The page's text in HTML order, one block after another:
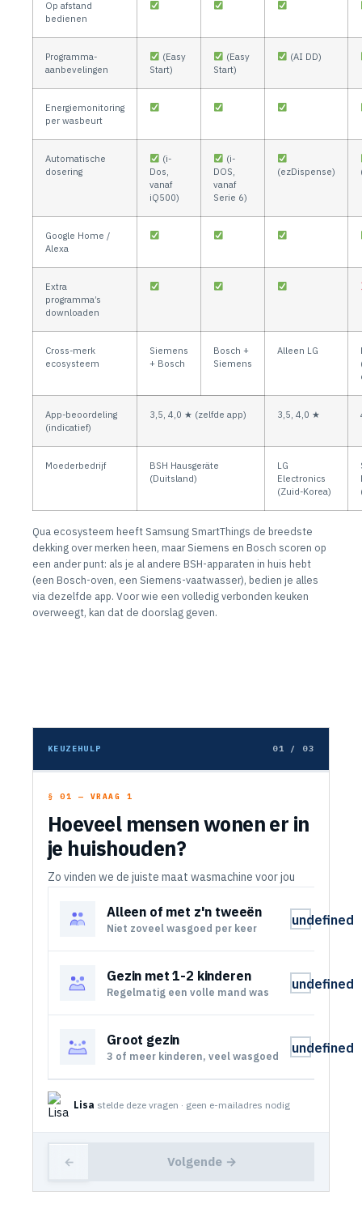
Op afstand
bedienen
Programma-
aanbevelingen
(Easy
Start)
(Easy
Start)
(AI DD)
Energiemonitoring
per wasbeurt
Automatische
dosering
(i-
Dos,
vanaf
iQ500)
(i-
DOS,
vanaf
Serie 6)
(ezDispense)
Google Home /
Alexa
Extra
programma’s
downloaden
Cross-merk
ecosysteem
Siemens
+ Bosch
Bosch +
Siemens
Alleen LG
App-beoordeling
(indicatief)
3,5, 4,0 ★ (zelfde app) 3,5, 4,0 ★
Moederbedrijf
BSH Hausgeräte
(Duitsland)
LG
Electronics
(Zuid-Korea)
Qua ecosysteem heeft Samsung SmartThings de breedste
dekking over merken heen, maar Siemens en Bosch scoren op
een ander punt: als je al andere BSH-apparaten in huis hebt
(een Bosch-oven, een Siemens-vaatwasser), bedien je alles
via dezelfde app. Voor wie een volledig verbonden keuken
overweegt, kan dat de doorslag geven.
KEUZEHULP 01 / 03
§ 01 — VRAAG 1
Hoeveel mensen wonen er in
je huishouden?
Zo vinden we de juiste maat wasmachine voor jou
undefined
Alleen of met z'n tweeën
Niet zoveel wasgoed per keer
undefined
Gezin met 1-2 kinderen
Regelmatig een volle mand was
undefined
Groot gezin
3 of meer kinderen, veel wasgoed
Lisa stelde deze vragen · geen e-mailadres nodig
← Volgende →